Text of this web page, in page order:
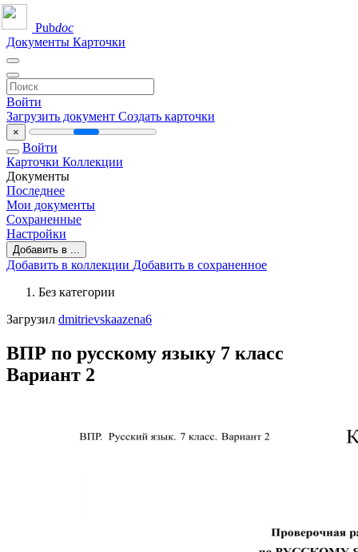
Pubdoc
Документы Карточки
Войти
Загрузить документ Создать карточки
×
Войти
Карточки Коллекции
Документы
Последнее
Мои документы
Сохраненные
Настройки
Добавить в ...
Добавить в коллекции Добавить в сохраненное
Без категории
Загрузил dmitrievskaazena6
ВПР по русскому языку 7 класс
Вариант 2